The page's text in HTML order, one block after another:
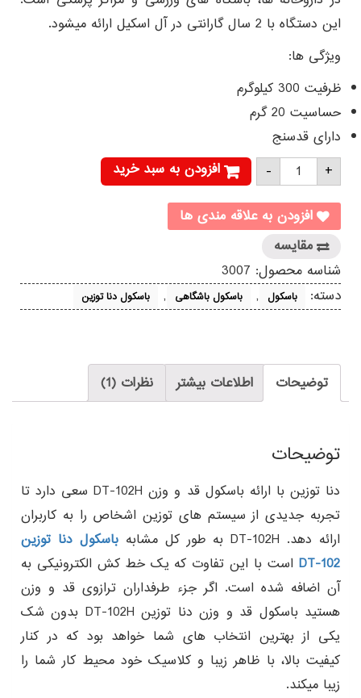
این دستگاه با 2 سال گارانتی در آل اسکیل ارائه میشود.
ویژگی ها:
ظرفیت 300 کیلوگرم
حساسیت 20 گرم
دارای قدسنج
- باسکول
و
وزن
دنا
توزین
DT-
102H
+
افزودن به سبد خرید
افزودن به علاقه مندی ها
مقایسه
شناسه محصول: 3007
دسته:
باسکول , باسکول باشگاهی , باسکول دنا توزین
توضیحات اطلاعات بیشتر نظرات (1)
توضیحات
دنا توزین با ارائه باسکول قد و وزن DT-102H سعی دارد تا
تجربه جدیدی از سیستم های توزین اشخاص را به کاربران
ارائه دهد. DT-102H به طور کل مشابه
باسکول دنا توزین
DT-102 است با این تفاوت که یک خط کش الکترونیکی به
آن اضافه شده است. اگر جزء طرفداران ترازوی قد و وزن
هستید باسکول قد و وزن دنا توزین DT-102H بدون شک
یکی از بهترین انتخاب های شما خواهد بود که در کنار
کیفیت بالا، با ظاهر زیبا و کلاسیک خود محیط کار شما را
زیبا میکند.